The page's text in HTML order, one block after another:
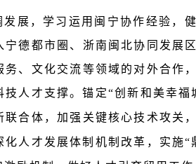
展，学习运用闽宁协作经验，
德都市圈、浙南闽北协同发展
务、文化交流等领域的对外合作
技人才支撑。锚定“创新和美幸福
联合体，加强关键核心技术攻关
化人才发展体制机制改革，实施“